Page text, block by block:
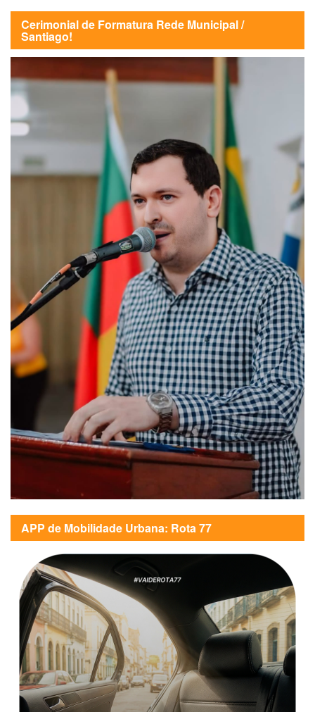
Cerimonial de Formatura Rede Municipal /
Santiago!
APP de Mobilidade Urbana: Rota 77